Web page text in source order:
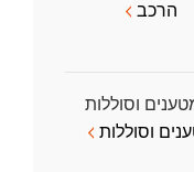
הרכב
וסוללות